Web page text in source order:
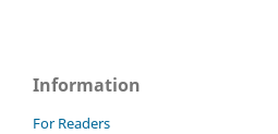
Information
For Readers